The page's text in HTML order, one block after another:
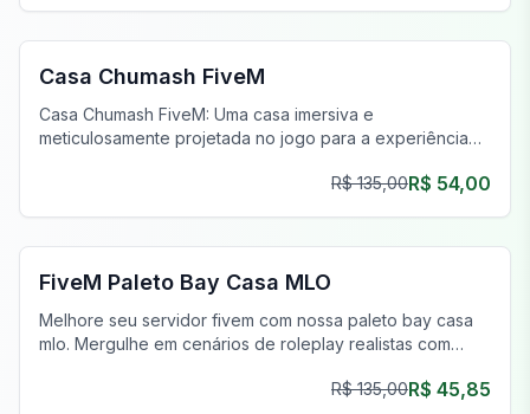
FiveM MLO Casas
Casa Chumash FiveM
Casa Chumash FiveM: Uma casa imersiva e
meticulosamente projetada no jogo para a experiência
R$ 135,00R$ 54,00
FiveM MLO Casas
FiveM Paleto Bay Casa MLO
Melhore seu servidor fivem com nossa paleto bay casa
mlo. Mergulhe em cenários de roleplay realistas com
R$ 135,00R$ 45,85